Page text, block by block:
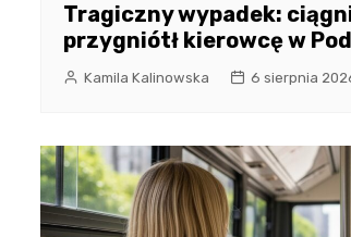
Tragiczny wypadek:
przygniótł kierowcę w
Kamila Kalinowska 6 sierpnia